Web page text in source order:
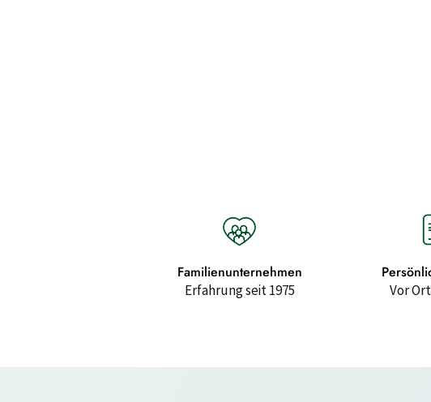
Familienunternehmen
Erfahrung seit 1975 Vor